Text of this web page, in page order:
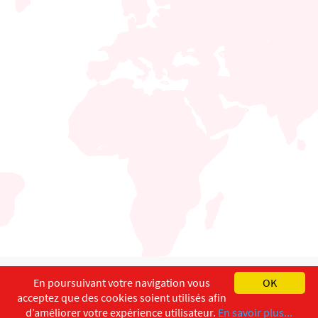
English Français
Copyright ©ISEC-AdW Aspects légaux
OK
En poursuivant votre navigation vous
acceptez que des cookies soient utilisés afin
d’améliorer votre expérience utilisateur. En savoir plus...